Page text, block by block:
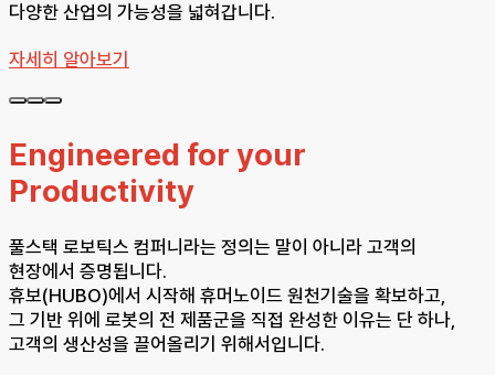
다양한 산업의 가능성을 넓혀갑니다.
자세히 알아보기
Engineered for your
Productivity
풀스택 로보틱스 컴퍼니라는 정의는 말이 아니라 고객의
현장에서 증명됩니다.
휴보(HUBO)에서 시작해 휴머노이드 원천기술을 확보하고,
그 기반 위에 로봇의 전 제품군을 직접 완성한 이유는 단 하나,
고객의 생산성을 끌어올리기 위해서입니다.